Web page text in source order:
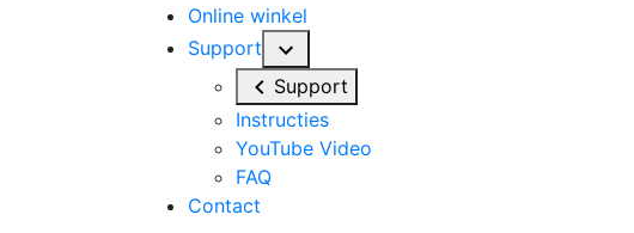
Online winkel
Support
Support
Instructies
YouTube Video
FAQ
Contact